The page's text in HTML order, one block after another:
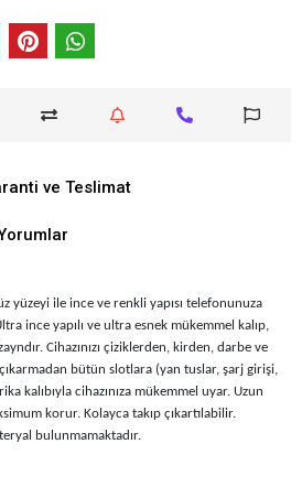
ve Teslimat
yüzeyi ile ince ve renkli yapısı telefonunuza
ince yapılı ve ultra esnek mükemmel kalıp,
Cihazınızı çiziklerden, kirden, darbe ve
bütün slotlara (yan tuslar, şarj girişi,
kalıbıyla cihazınıza mükemmel uyar. Uzun
korur. Kolayca takıp çıkartılabilir.
bulunmamaktadır.